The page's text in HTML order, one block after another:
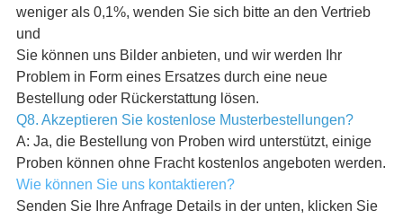
weniger als 0,1%, wenden Sie sich bitte an den Vertrieb
und
Sie können uns Bilder anbieten, und wir werden Ihr
Problem in Form eines Ersatzes durch eine neue
Bestellung oder Rückerstattung lösen.
Q8. Akzeptieren Sie kostenlose Musterbestellungen?
A: Ja, die Bestellung von Proben wird unterstützt, einige
Proben können ohne Fracht kostenlos angeboten werden.
Wie können Sie uns kontaktieren?
Senden Sie Ihre Anfrage Details in der unten, klicken Sie